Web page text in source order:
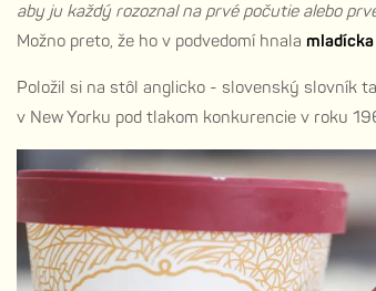
aby ju každý rozoznal na prvé počutie alebo
Možno preto, že ho v podvedomí hnala
Položil si na stôl anglicko - slovenský slovník
v New Yorku pod tlakom konkurencie v roku